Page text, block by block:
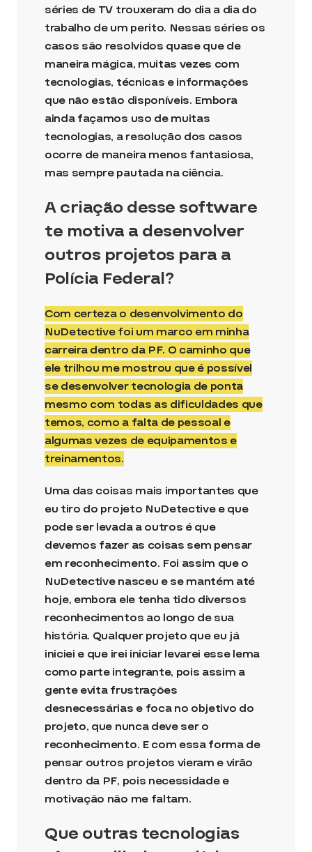
séries de TV trouxeram do dia a dia do
trabalho de um perito. Nessas séries os
casos são resolvidos quase que de
maneira mágica, muitas vezes com
tecnologias, técnicas e informações
que não estão disponíveis. Embora
ainda façamos uso de muitas
tecnologias, a resolução dos casos
ocorre de maneira menos fantasiosa,
mas sempre pautada na ciência.
A criação desse software
te motiva a desenvolver
outros projetos para a
Polícia Federal?
Com certeza o desenvolvimento do
NuDetective foi um marco em minha
carreira dentro da PF. O caminho que
ele trilhou me mostrou que é possível
se desenvolver tecnologia de ponta
mesmo com todas as dificuldades que
temos, como a falta de pessoal e
algumas vezes de equipamentos e
treinamentos.
Uma das coisas mais importantes que
eu tiro do projeto NuDetective e que
pode ser levada a outros é que
devemos fazer as coisas sem pensar
em reconhecimento. Foi assim que o
NuDetective nasceu e se mantém até
hoje, embora ele tenha tido diversos
reconhecimentos ao longo de sua
história. Qualquer projeto que eu já
iniciei e que irei iniciar levarei esse lema
como parte integrante, pois assim a
gente evita frustrações
desnecessárias e foca no objetivo do
projeto, que nunca deve ser o
reconhecimento. E com essa forma de
pensar outros projetos vieram e virão
dentro da PF, pois necessidade e
motivação não me faltam.
Que outras tecnologias